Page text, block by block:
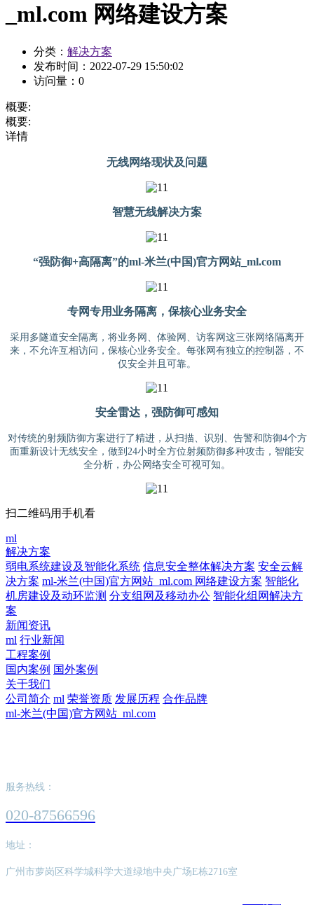
_ml.com 网络建设方案
分类： 解决方案
发布时间： 2022-07-29 15:50:02
访问量： 0
概要:
概要:
详情
无线网络现状及问题
智慧无线解决方案
“强防御+高隔离”的ml-米兰(中国)官方网站_ml.com
专网专用业务隔离，保核心业务安全
采用多隧道安全隔离，将业务网、体验网、访客网这三张网络隔离开
来，不允许互相访问，保核心业务安全。每张网有独立的控制器，不
仅安全并且可靠。
安全雷达，强防御可感知
对传统的射频防御方案进行了精进，从扫描、识别、告警和防御4个方
面重新设计无线安全，做到24小时全方位射频防御多种攻击，智能安
全分析，办公网络安全可视可知。
扫二维码用手机看
ml
解决方案
弱电系统建设及智能化系统 信息安全整体解决方案 安全云解
决方案 ml-米兰(中国)官方网站_ml.com 网络建设方案 智能化
机房建设及动环监测 分支组网及移动办公 智能化组网解决方
案
新闻资讯
ml 行业新闻
工程案例
国内案例 国外案例
关于我们
公司简介 ml 荣誉资质 发展历程 合作品牌
ml-米兰(中国)官方网站_ml.com
服务热线：
020-87566596
地址：
广州市萝岗区科学城科学大道绿地中央广场E栋2716室